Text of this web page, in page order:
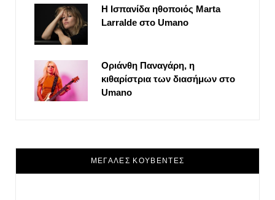
Η Ισπανίδα ηθοποιός Marta
Larralde στο Umano
Οριάνθη Παναγάρη, η
κιθαρίστρια των διασήμων στο
Umano
ΜΕΓΑΛΕΣ ΚΟΥΒΕΝΤΕΣ